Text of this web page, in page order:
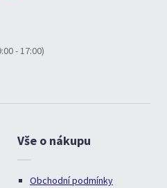
- 17:00)
Vše o nákupu
Obchodní podmínky